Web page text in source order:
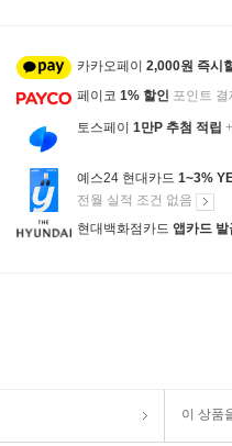
카카오페이 2,000원 즉시
페이코 1% 할인 포인트 결
토스페이 1만P 추첨 적립
예스24 현대카드 1~3%
전월 실적 조건 없음
현대백화점카드 앱카드 발
이 상품